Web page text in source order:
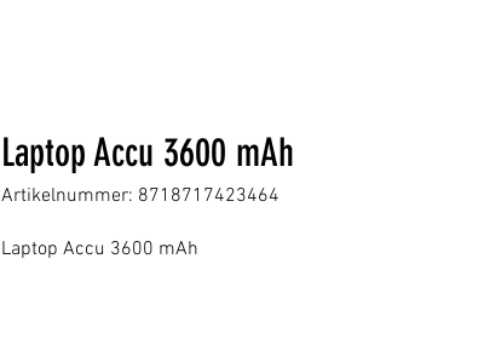
Laptop Accu 3600 mAh
Artikelnummer: 8718717423464
Laptop Accu 3600 mAh